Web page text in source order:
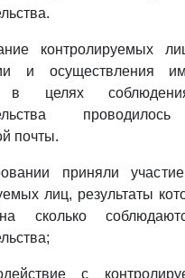
контролируемых
и осуществления
в целях
почты.
приняли
лиц, результаты
сколько
с